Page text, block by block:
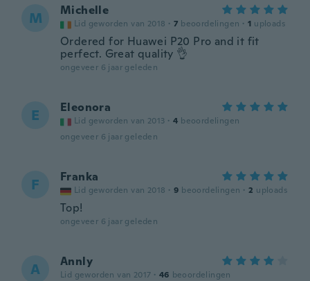
M Michelle
Lid geworden van 2018 · 7 beoordelingen · 1 uploads
Ordered for Huawei P20 Pro and it fit
perfect. Great quality 👌
ongeveer 6 jaar geleden
E Eleonora
Lid geworden van 2013 · 4 beoordelingen
ongeveer 6 jaar geleden
F Franka
Lid geworden van 2018 · 9 beoordelingen · 2 uploads
Top!
ongeveer 6 jaar geleden
A Annly
Lid geworden van 2017 · 46 beoordelingen